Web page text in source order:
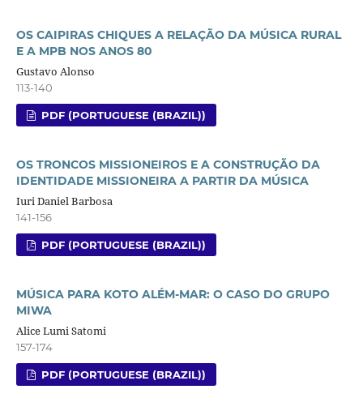
OS CAIPIRAS CHIQUES A RELAÇÃO DA MÚSICA RURAL
E A MPB NOS ANOS 80
Gustavo Alonso
113-140
PDF (PORTUGUESE (BRAZIL))
OS TRONCOS MISSIONEIROS E A CONSTRUÇÃO DA
IDENTIDADE MISSIONEIRA A PARTIR DA MÚSICA
Iuri Daniel Barbosa
141-156
PDF (PORTUGUESE (BRAZIL))
MÚSICA PARA KOTO ALÉM-MAR: O CASO DO GRUPO
MIWA
Alice Lumi Satomi
157-174
PDF (PORTUGUESE (BRAZIL))